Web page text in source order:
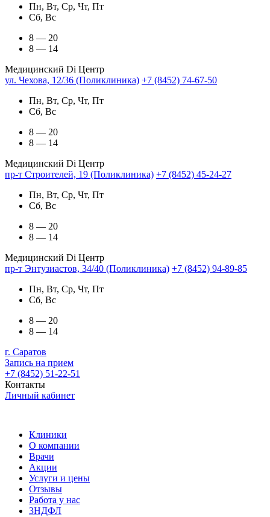
Пн, Вт, Ср, Чт, Пт
Сб, Вс
8 — 20
8 — 14
Медицинский Di Центр
ул. Чехова, 12/36 (Поликлиника) +7 (8452) 74-67-50
Пн, Вт, Ср, Чт, Пт
Сб, Вс
8 — 20
8 — 14
Медицинский Di Центр
пр-т Строителей, 19 (Поликлиника) +7 (8452) 45-24-27
Пн, Вт, Ср, Чт, Пт
Сб, Вс
8 — 20
8 — 14
Медицинский Di Центр
пр-т Энтузиастов, 34/40 (Поликлиника) +7 (8452) 94-89-85
Пн, Вт, Ср, Чт, Пт
Сб, Вс
8 — 20
8 — 14
г. Саратов
Запись на прием
+7 (8452) 51-22-51
Контакты
Личный кабинет
Клиники
О компании
Врачи
Акции
Услуги и цены
Отзывы
Работа у нас
3НДФЛ